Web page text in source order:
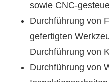
sowie CNC-
Durchführung von
gefertigten
Durchführung von
Durchführung von